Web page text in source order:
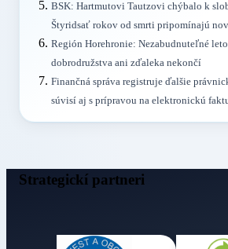
BSK: Hartmutovi Tautzovi chýbalo k
Štyridsať rokov od smrti pripomínajú
Región Horehronie: Nezabudnuteľné
dobrodružstva ani zďaleka nekončí
Finančná správa registruje ďalšie
súvisí aj s prípravou na elektronickú
Strategickí partneri